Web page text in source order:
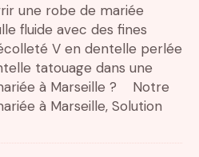
une robe de mariée
fluide avec des fines
V en dentelle perlée
tatouage dans une
à Marseille ? Notre
à Marseille, Solution